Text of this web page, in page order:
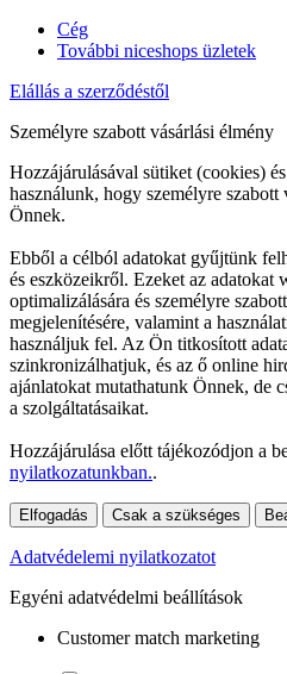
Cég
További niceshops üzletek
Elállás a szerződéstől
Személyre szabott vásárlási élmény
Hozzájárulásával sütiket (cookies)
használunk, hogy személyre
Önnek.
Ebből a célból adatokat gyűjtünk
és eszközeikről. Ezeket az adatokat
optimalizálására és személyre
megjelenítésére, valamint a
használjuk fel. Az Ön titkosított
szinkronizálhatjuk, és az ő online
ajánlatokat mutathatunk Önnek, de
a szolgáltatásaikat.
Hozzájárulása előtt tájékozódjon a
nyilatkozatunkban..
Elfogadás Csak a szükséges
Adatvédelemi nyilatkozatot
Egyéni adatvédelmi beállítások
Customer match marketing